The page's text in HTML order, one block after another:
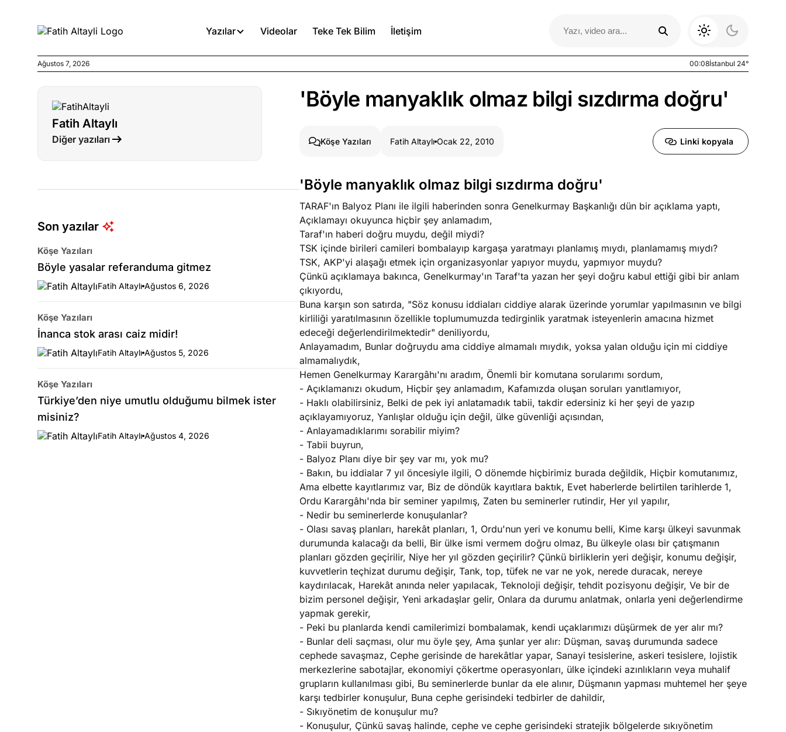
Yazılar Videolar Teke Tek Bilim İletişim
Ağustos 6, 2026
Ağustos 4, 2026
Türkiye’den niye umutlu olduğumu bilmek
Köşe Yazıları Spor Yazıları Otomobil Yazıları
Ağustos 7, 2026 00:08İstanbul 24°
Fatih Altaylı
Diğer yazıları
Son yazılar
Köşe Yazıları
Böyle yasalar referanduma gitmez
Fatih Altaylı Ağustos 6, 2026
Köşe Yazıları
İnanca stok arası caiz midir!
Fatih Altaylı Ağustos 5, 2026
Köşe Yazıları
Türkiye’den niye umutlu olduğumu bilmek ister
misiniz?
Fatih Altaylı Ağustos 4, 2026
'Böyle manyaklık olmaz bilgi sızdırma doğru'
Köşe Yazıları Fatih Altaylı Ocak 22, 2010 Linki kopyala
'Böyle manyaklık olmaz bilgi sızdırma doğru'
TARAF'ın Balyoz Planı ile ilgili haberinden sonra Genelkurmay Başkanlığı dün bir açıklama yaptı,
Açıklamayı okuyunca hiçbir şey anlamadım,
Taraf'ın haberi doğru muydu, değil miydi?
TSK içinde birileri camileri bombalayıp kargaşa yaratmayı planlamış mıydı, planlamamış mıydı?
TSK, AKP'yi alaşağı etmek için organizasyonlar yapıyor muydu, yapmıyor muydu?
Çünkü açıklamaya bakınca, Genelkurmay'ın Taraf'ta yazan her şeyi doğru kabul ettiği gibi bir anlam
çıkıyordu,
Buna karşın son satırda, "Söz konusu iddiaları ciddiye alarak üzerinde yorumlar yapılmasının ve bilgi
kirliliği yaratılmasının özellikle toplumumuzda tedirginlik yaratmak isteyenlerin amacına hizmet
edeceği değerlendirilmektedir" deniliyordu,
Anlayamadım, Bunlar doğruydu ama ciddiye almamalı mıydık, yoksa yalan olduğu için mi ciddiye
almamalıydık,
Hemen Genelkurmay Karargâhı'nı aradım, Önemli bir komutana sorularımı sordum,
- Açıklamanızı okudum, Hiçbir şey anlamadım, Kafamızda oluşan soruları yanıtlamıyor,
- Haklı olabilirsiniz, Belki de pek iyi anlatamadık tabii, takdir edersiniz ki her şeyi de yazıp
açıklayamıyoruz, Yanlışlar olduğu için değil, ülke güvenliği açısından,
- Anlayamadıklarımı sorabilir miyim?
- Tabii buyrun,
- Balyoz Planı diye bir şey var mı, yok mu?
- Bakın, bu iddialar 7 yıl öncesiyle ilgili, O dönemde hiçbirimiz burada değildik, Hiçbir komutanımız,
Ama elbette kayıtlarımız var, Biz de döndük kayıtlara baktık, Evet haberlerde belirtilen tarihlerde 1,
Ordu Karargâhı'nda bir seminer yapılmış, Zaten bu seminerler rutindir, Her yıl yapılır,
- Nedir bu seminerlerde konuşulanlar?
- Olası savaş planları, harekât planları, 1, Ordu'nun yeri ve konumu belli, Kime karşı ülkeyi savunmak
durumunda kalacağı da belli, Bir ülke ismi vermem doğru olmaz, Bu ülkeyle olası bir çatışmanın
planları gözden geçirilir, Niye her yıl gözden geçirilir? Çünkü birliklerin yeri değişir, konumu değişir,
kuvvetlerin teçhizat durumu değişir, Tank, top, tüfek ne var ne yok, nerede duracak, nereye
kaydırılacak, Harekât anında neler yapılacak, Teknoloji değişir, tehdit pozisyonu değişir, Ve bir de
bizim personel değişir, Yeni arkadaşlar gelir, Onlara da durumu anlatmak, onlarla yeni değerlendirme
yapmak gerekir,
- Peki bu planlarda kendi camilerimizi bombalamak, kendi uçaklarımızı düşürmek de yer alır mı?
- Bunlar deli saçması, olur mu öyle şey, Ama şunlar yer alır: Düşman, savaş durumunda sadece
cephede savaşmaz, Cephe gerisinde de harekâtlar yapar, Sanayi tesislerine, askeri tesislere, lojistik
merkezlerine sabotajlar, ekonomiyi çökertme operasyonları, ülke içindeki azınlıkların veya muhalif
grupların kullanılması gibi, Bu seminerlerde bunlar da ele alınır, Düşmanın yapması muhtemel her şeye
karşı tedbirler konuşulur, Buna cephe gerisindeki tedbirler de dahildir,
- Sıkıyönetim de konuşulur mu?
- Konuşulur, Çünkü savaş halinde, cephe ve cephe gerisindeki stratejik bölgelerde sıkıyönetim